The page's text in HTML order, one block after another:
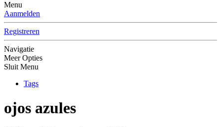
Menu
Aanmelden
Registreren
Navigatie
Meer Opties
Sluit Menu
Tags
ojos azules